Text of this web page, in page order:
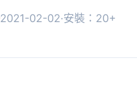
您所聽歌曲的專輯封面集合
2021-02-02·安裝：20+